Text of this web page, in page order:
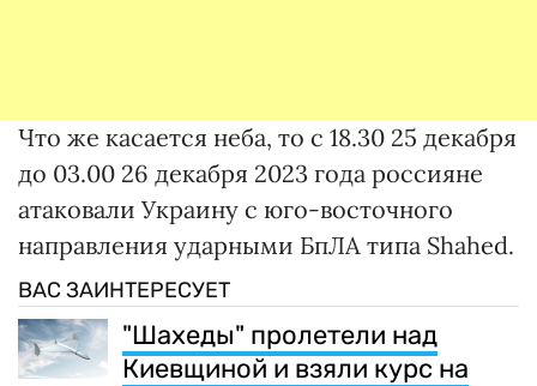
Что же касается неба, то с 18.30 25 декабря
до 03.00 26 декабря 2023 года россияне
атаковали Украину с юго-восточного
направления ударными БпЛА типа Shahed.
ВАС ЗАИНТЕРЕСУЕТ
"Шахеды" пролетели над
Киевщиной и взяли курс на